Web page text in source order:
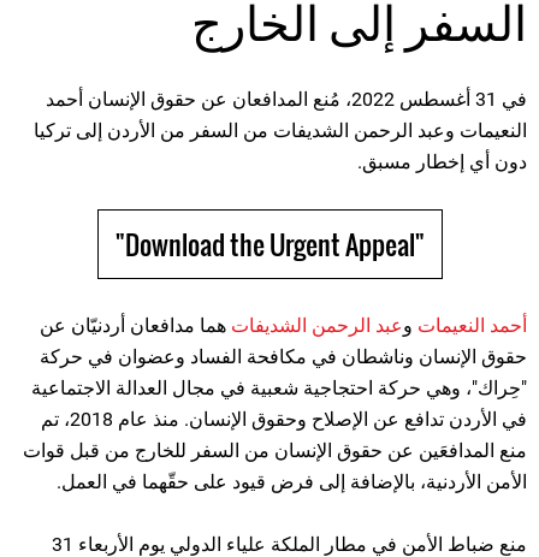
السفر إلى الخارج
في 31 أغسطس 2022، مُنع المدافعان عن حقوق الإنسان أحمد
النعيمات وعبد الرحمن الشديفات من السفر من الأردن إلى تركيا
دون أي إخطار مسبق.
"Download the Urgent Appeal"
أحمد النعيمات وعبد الرحمن الشديفات هما مدافعان أردنيّان عن
حقوق الإنسان وناشطان في مكافحة الفساد وعضوان في حركة
"حِراك"، وهي حركة احتجاجية شعبية في مجال العدالة الاجتماعية
في الأردن تدافع عن الإصلاح وحقوق الإنسان. منذ عام 2018، تم
منع المدافعَين عن حقوق الإنسان من السفر للخارج من قبل قوات
الأمن الأردنية، بالإضافة إلى فرض قيود على حقّهما في العمل.
منع ضباط الأمن في مطار الملكة علياء الدولي يوم الأربعاء 31